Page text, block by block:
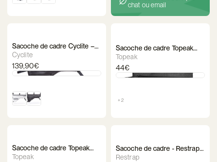
chat ou email
Sacoche de cadre Cyclite –
Frame Bag Large / 01
Cyclite
139,90€
Sacoche de cadre Topeak
MidLoader
Topeak
44€
+ 2
Sacoche de cadre Topeak
TopLoader
Topeak
Sacoche de cadre - Restrap
Downtube Bag
Restrap